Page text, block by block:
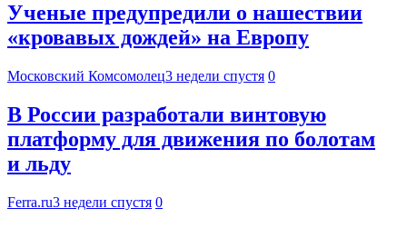
Ученые предупредили о нашествии
«кровавых дождей» на Европу
Московский Комсомолец3 недели спустя 0
В России разработали винтовую
платформу для движения по болотам
и льду
Ferra.ru3 недели спустя 0